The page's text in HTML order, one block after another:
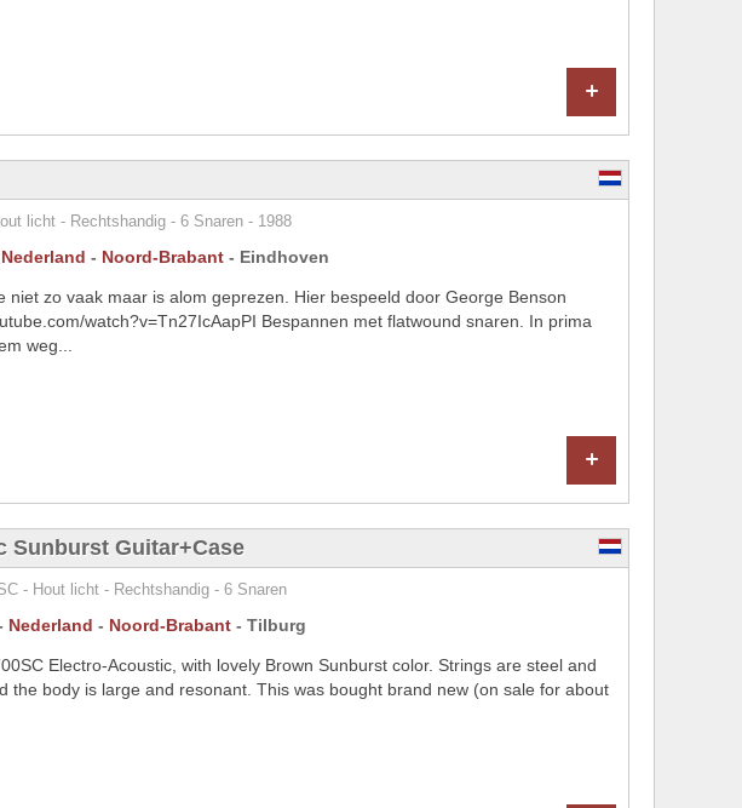
+
licht - Rechtshandig - 6 Snaren - 1988
Nederland - Noord-Brabant - Eindhoven
niet zo vaak maar is alom geprezen. Hier bespeeld door George Benson
watch?v=Tn27IcAapPI Bespannen met flatwound snaren. In prima
weg...
+
Sunburst Guitar+Case
- Hout licht - Rechtshandig - 6 Snaren
Nederland - Noord-Brabant - Tilburg
Electro-Acoustic, with lovely Brown Sunburst color. Strings are steel and
the body is large and resonant. This was bought brand new (on sale for about